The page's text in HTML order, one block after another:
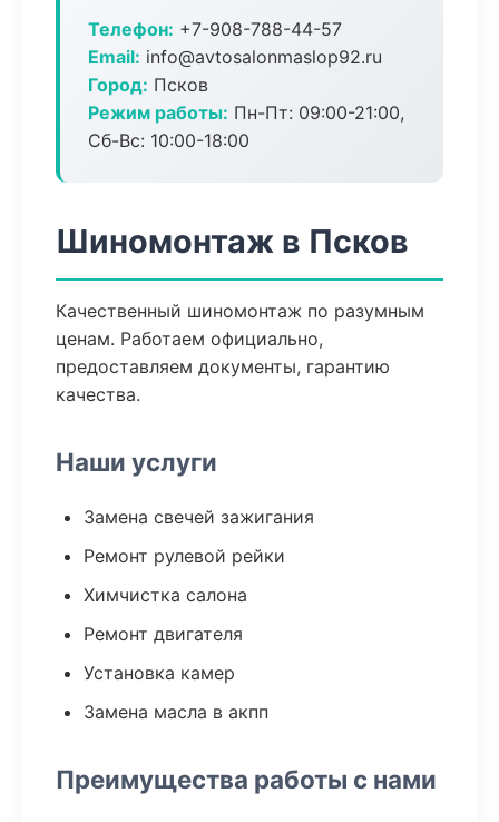
Телефон: +7-908-788-44-57
Email: info@avtosalonmaslop92.ru
Город: Псков
Режим работы: Пн-Пт: 09:00-21:00,
Сб-Вс: 10:00-18:00
Шиномонтаж в Псков
Качественный шиномонтаж по разумным
ценам. Работаем официально,
предоставляем документы, гарантию
качества.
Наши услуги
Замена свечей зажигания
Ремонт рулевой рейки
Химчистка салона
Ремонт двигателя
Установка камер
Замена масла в акпп
Преимущества работы с нами